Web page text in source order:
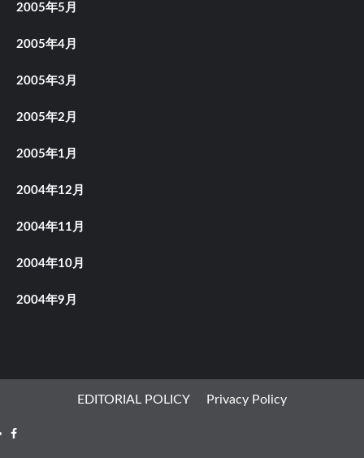
2005年5月
2005年4月
2005年3月
2005年2月
2005年1月
2004年12月
2004年11月
2004年10月
2004年9月
EDITORIAL POLICY Privacy Policy
Facebook